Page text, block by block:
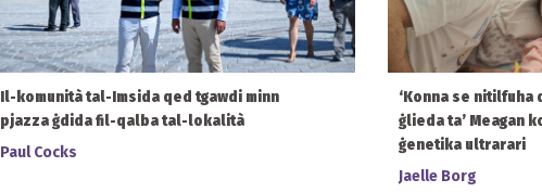
Il-komunità tal-Imsida qed tgawdi minn
pjazza ġdida fil-qalba tal-lokalità
Paul Cocks
‘Konna se nitilfuha
ġlieda ta’ Meagan
ġenetika ultrarari
Jaelle Borg